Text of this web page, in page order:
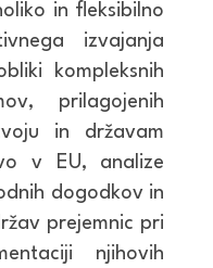
in fleksibilno
izvajanja
kompleksnih
prilagojenih
in državam
v EU, analize
dogodkov in
prejemnic pri
njihovih